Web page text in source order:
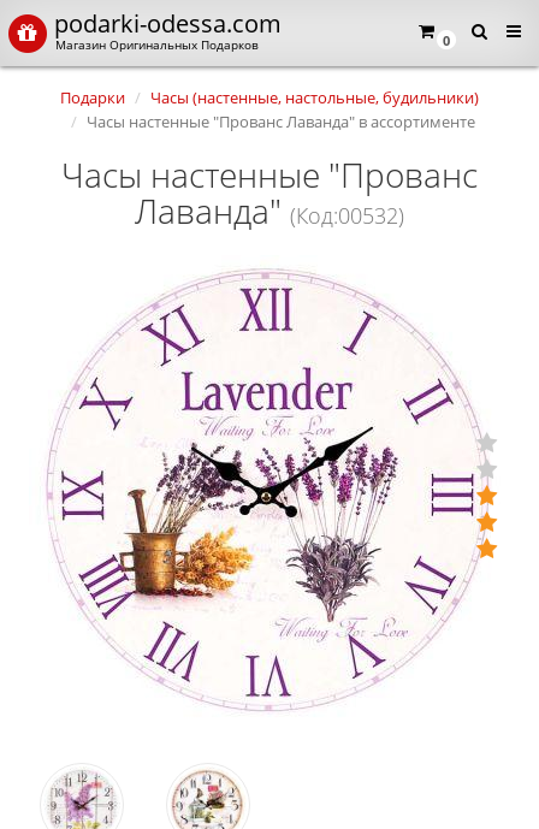
0
podarki-odessa.com
Магазин Оригинальных Подарков
Подарки
Часы (настенные, настольные, будильники)
Часы настенные "Прованс Лаванда" в ассортименте
Часы настенные "Прованс
Лаванда" (Код:00532)